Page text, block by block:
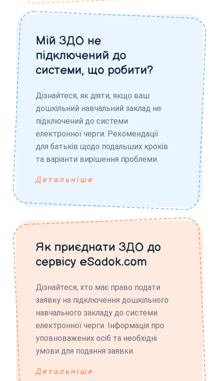
Мій ЗДО не
підключений до
системи, що робити?
Дізнайтеся, як діяти, якщо ваш
дошкільний навчальний заклад не
підключений до системи
електронної черги. Рекомендації
для батьків щодо подальших кроків
та варіанти вирішення проблеми.
Детальніше
Як приєднати ЗДО до
сервісу eSadok.com
Дізнайтеся, хто має право подати
заявку на підключення дошкільного
навчального закладу до системи
електронної черги. Інформація про
уповноважених осіб та необхідні
умови для подання заявки.
Детальніше